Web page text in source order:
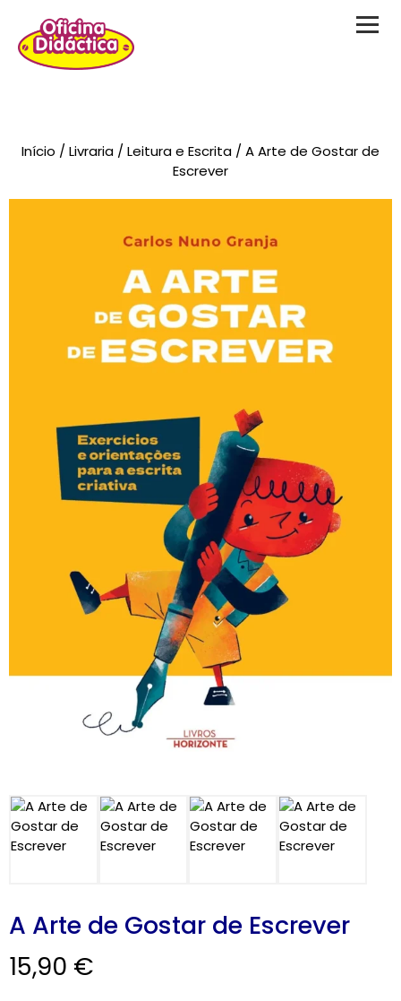
Brinquedos
Testes Psicológicos
Material de Intervenção
Livraria
Formação
Catálogos
CARRINHO
0 items
Início /Livraria /Leitura e Escrita / A Arte de Gostar de
Escrever
A Arte de Gostar de Escrever
15,90 €